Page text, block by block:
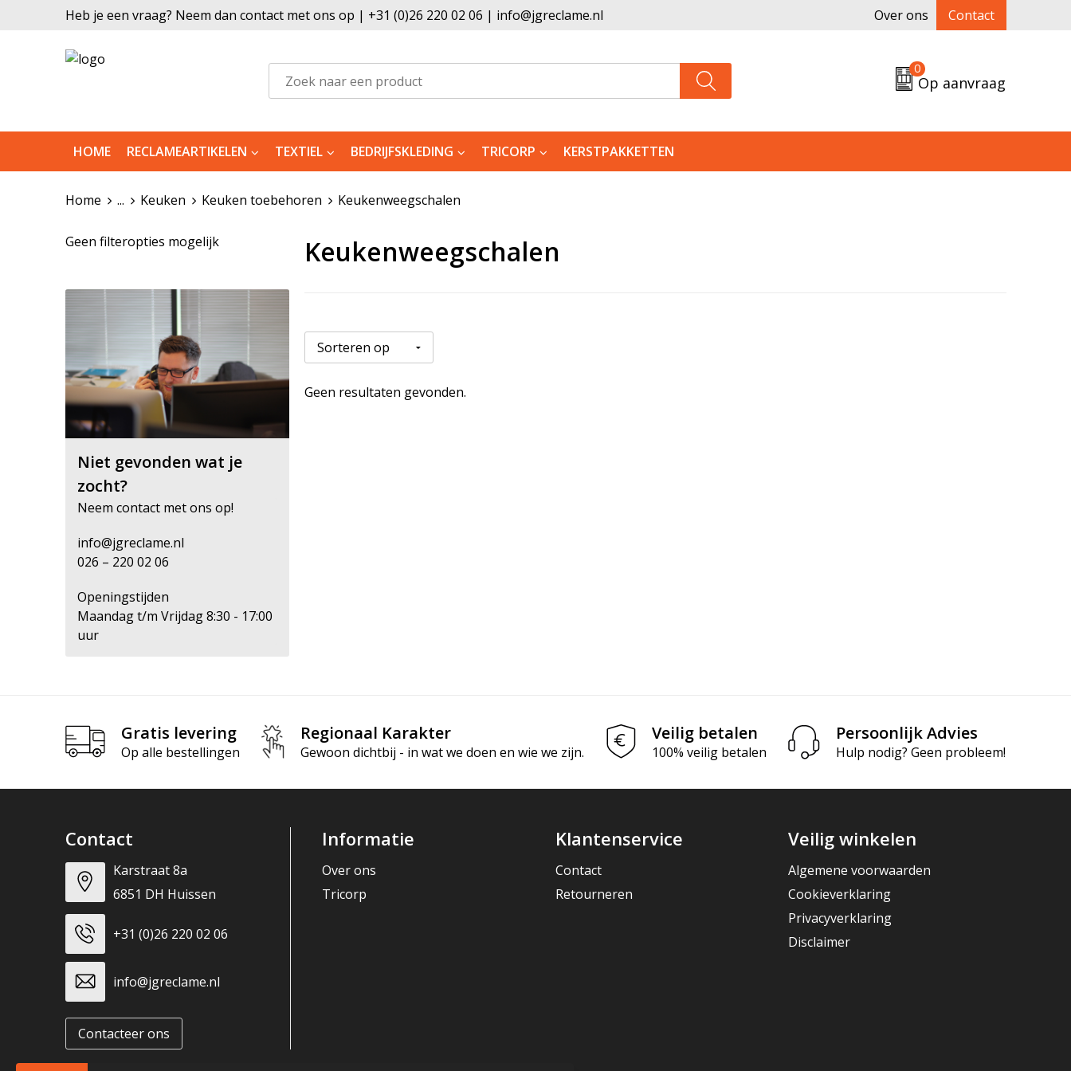
Heb je een vraag? Neem dan contact met ons op | +31 (0)26 220 02 06 | info@jgreclame.nl Over ons Contact
0
Op aanvraag
HOME RECLAMEARTIKELEN TEXTIEL BEDRIJFSKLEDING TRICORP KERSTPAKKETTEN
Home ... Keuken Keuken toebehoren Keukenweegschalen
Geen filteropties mogelijk
Niet gevonden wat je
zocht?
Neem contact met ons op!
info@jgreclame.nl
026 – 220 02 06
Openingstijden
Maandag t/m Vrijdag 8:30 - 17:00
uur
Keukenweegschalen
Geen resultaten gevonden.
Gratis levering
Op alle bestellingen
Regionaal Karakter
Gewoon dichtbij - in wat we doen en wie we zijn.
Veilig betalen
100% veilig betalen
Persoonlijk Advies
Hulp nodig? Geen probleem!
Contact
Karstraat 8a
6851 DH Huissen
+31 (0)26 220 02 06
info@jgreclame.nl
Contacteer ons
Informatie
Over ons
Tricorp
Klantenservice
Contact
Retourneren
Veilig winkelen
Algemene voorwaarden
Cookieverklaring
Privacyverklaring
Disclaimer